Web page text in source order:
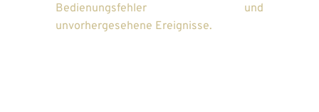
Bedienungsfehler und
unvorhergesehene Ereignisse.